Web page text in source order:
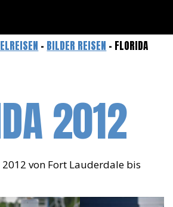
- BILDER REISEN - FLORIDA
2012
von Fort Lauderdale bis